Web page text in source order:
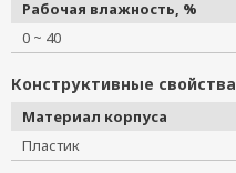
Рабочая влажность, %
0 ~ 40
Конструктивные свойства
Материал корпуса
Пластик